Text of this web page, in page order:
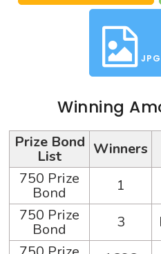
JPG
Winning
Prize Bond
List Winners
750 Prize
Bond 1
750 Prize
Bond 3